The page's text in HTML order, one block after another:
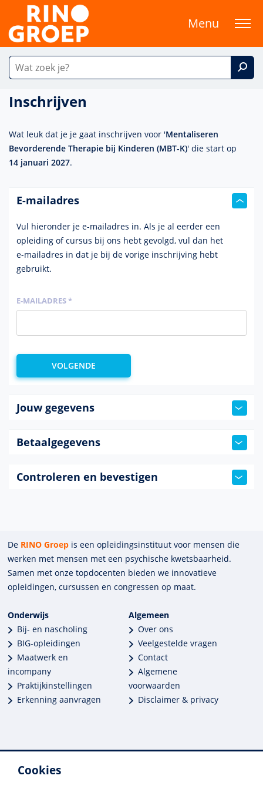
Cookies
Menu
Inschrijven
Wat leuk dat je je gaat inschrijven voor 'Mentaliseren
Bevorderende Therapie bij Kinderen (MBT-K)' die start op
14 januari 2027.
E-mailadres
Vul hieronder je e-mailadres in. Als je al eerder een
opleiding of cursus bij ons hebt gevolgd, vul dan het
e-mailadres in dat je bij de vorige inschrijving hebt
gebruikt.
E-MAILADRES *
Jouw gegevens
Betaalgegevens
Controleren en bevestigen
De RINO Groep is een opleidings­insti­tuut voor mensen die
werken met mensen met een psychische kwets­baar­heid.
Samen met onze top­docenten bieden we innova­tieve
opleidingen, cursussen en congres­sen op maat.
Onderwijs
Bij- en nascholing
BIG-opleidingen
Maatwerk en
incompany
Praktijkinstellingen
Erkenning aanvragen
Algemeen
Over ons
Veelgestelde vragen
Contact
Algemene
voorwaarden
Disclaimer & privacy